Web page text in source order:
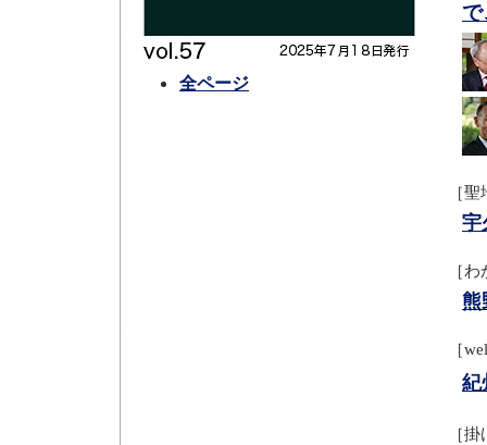
全ページ
で
［
宇
［
熊
［
紀
［